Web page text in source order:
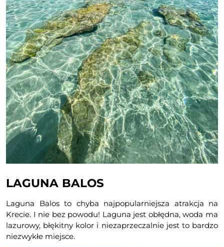
LAGUNA BALOS
Laguna Balos to chyba najpopularniejsza atrakcja na
Krecie. I nie bez powodu! Laguna jest obłędna, woda ma
lazurowy, błękitny kolor i niezaprzeczalnie jest to bardzo
niezwykłe miejsce.